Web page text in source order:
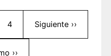
Paginación
Página
4 Siguiente página
Siguiente ››
página
››